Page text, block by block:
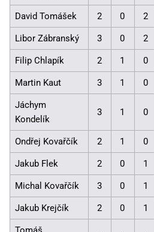
David Tomášek 2 0 2
Libor Zábranský 3 0 2
Filip Chlapík 2 1 0
Martin Kaut 3 1 0
Jáchym
Kondelík
3 1 0
Ondřej Kovařčík 2 1 0
Jakub Flek 2 0 1
Michal Kovařčík 3 0 1
Jakub Krejčík 2 0 1